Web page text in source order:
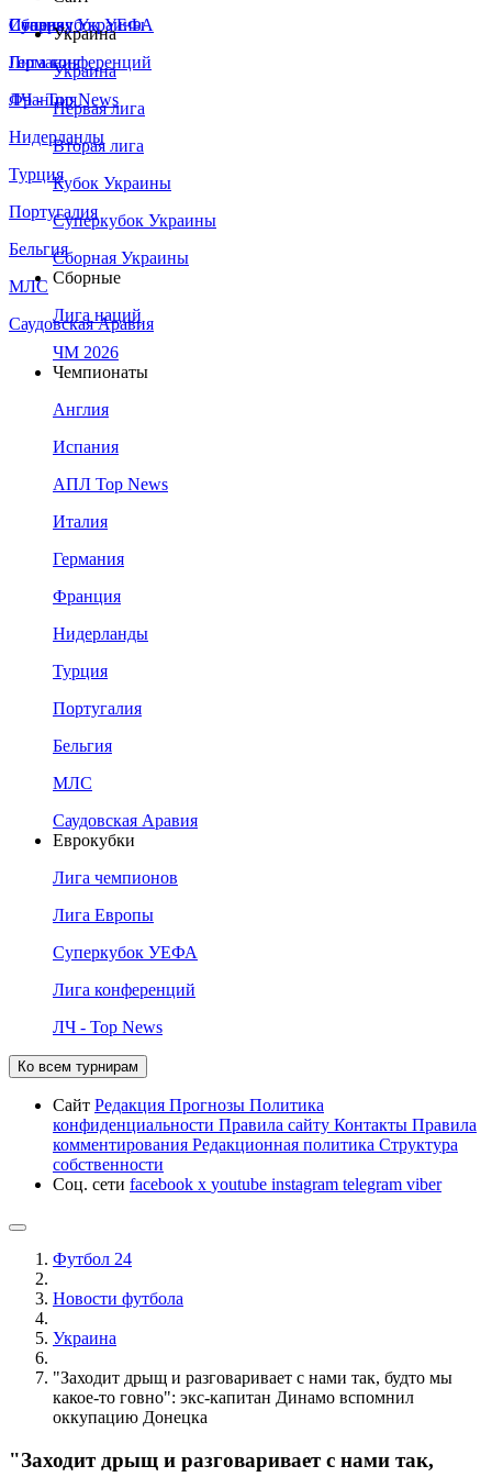
Сборная Украины
Италия
Германия
Франция
Нидерланды
Турция
Португалия
Бельгия
МЛС
Саудовская Аравия
Суперкубок УЕФА
Лига конференций
ЛЧ - Top News
Украина
Украина
Первая лига
Вторая лига
Кубок Украины
Суперкубок Украины
Сборная Украины
Сборные
Лига наций
ЧМ 2026
Чемпионаты
Англия
Испания
АПЛ Top News
Италия
Германия
Франция
Нидерланды
Турция
Португалия
Бельгия
МЛС
Саудовская Аравия
Еврокубки
Лига чемпионов
Лига Европы
Суперкубок УЕФА
Лига конференций
ЛЧ - Top News
Ко всем турнирам
Сайт Редакция Прогнозы Политика
конфиденциальности Правила сайту Контакты Правила
комментирования Редакционная политика Структура
собственности
Соц. сети facebook x youtube instagram telegram viber
Футбол 24
Новости футбола
Украина
"Заходит дрыщ и разговаривает с нами так, будто мы
какое-то говно": экс-капитан Динамо вспомнил
оккупацию Донецка
"Заходит дрыщ и разговаривает с нами так,